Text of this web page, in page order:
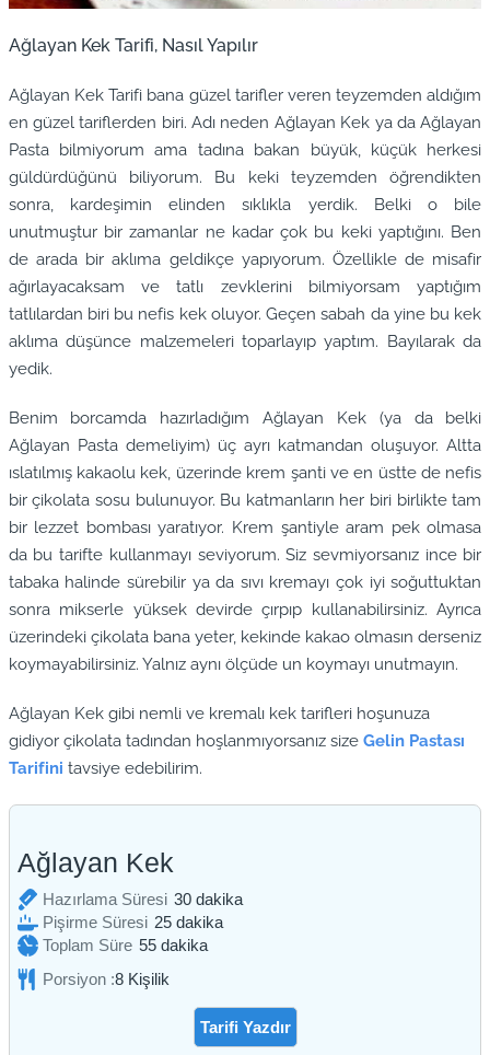
Ağlayan Kek Tarifi, Nasıl Yapılır
Ağlayan Kek Tarifi bana güzel tarifler veren teyzemden aldığım
en güzel tariflerden biri. Adı neden Ağlayan Kek ya da Ağlayan
Pasta bilmiyorum ama tadına bakan büyük, küçük herkesi
güldürdüğünü biliyorum. Bu keki teyzemden öğrendikten
sonra, kardeşimin elinden sıklıkla yerdik. Belki o bile
unutmuştur bir zamanlar ne kadar çok bu keki yaptığını. Ben
de arada bir aklıma geldikçe yapıyorum. Özellikle de misafir
ağırlayacaksam ve tatlı zevklerini bilmiyorsam yaptığım
tatlılardan biri bu nefis kek oluyor. Geçen sabah da yine bu kek
aklıma düşünce malzemeleri toparlayıp yaptım. Bayılarak da
yedik.
Benim borcamda hazırladığım Ağlayan Kek (ya da belki
Ağlayan Pasta demeliyim) üç ayrı katmandan oluşuyor. Altta
ıslatılmış kakaolu kek, üzerinde krem şanti ve en üstte de nefis
bir çikolata sosu bulunuyor. Bu katmanların her biri birlikte tam
bir lezzet bombası yaratıyor. Krem şantiyle aram pek olmasa
da bu tarifte kullanmayı seviyorum. Siz sevmiyorsanız ince bir
tabaka halinde sürebilir ya da sıvı kremayı çok iyi soğuttuktan
sonra mikserle yüksek devirde çırpıp kullanabilirsiniz. Ayrıca
üzerindeki çikolata bana yeter, kekinde kakao olmasın derseniz
koymayabilirsiniz. Yalnız aynı ölçüde un koymayı unutmayın.
Ağlayan Kek gibi nemli ve kremalı kek tarifleri hoşunuza
gidiyor çikolata tadından hoşlanmıyorsanız size Gelin Pastası
Tarifini tavsiye edebilirim.
Ağlayan Kek
Hazırlama Süresi 30dakika
dakika
Pişirme Süresi 25dakika
dakika
Toplam Süre 55dakika
dakika
Porsiyon :8 Kişilik
Tarifi Yazdır